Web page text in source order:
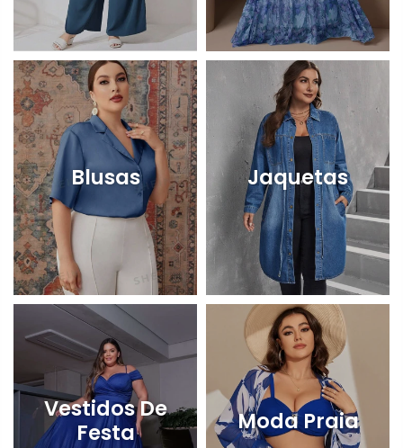
Blusas Jaquetas
Vestidos De
Festa
Moda Praia